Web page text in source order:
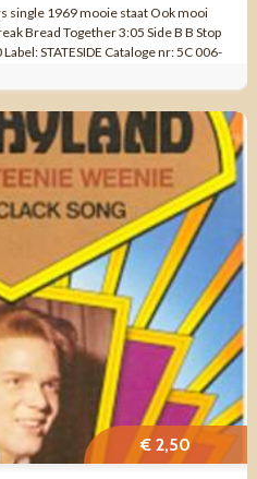
single 1969 mooie staat Ook mooi
Bread Together 3:05 Side B B Stop
STATESIDE Cataloge nr: 5C 006-
€ 2,50